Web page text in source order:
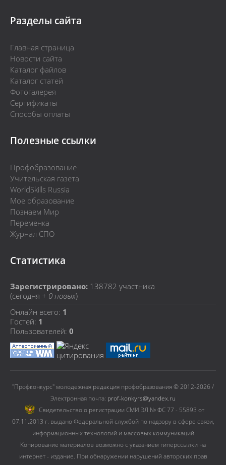
Разделы сайта
Главная страница
Новости сайта
Каталог файлов
Каталог статей
Фотогалерея
Сертификаты
Способы оплаты
Полезные ссылки
Профобразование
Учительская газета
WorldSkills Russia
Мое образование
Познаем Мир
Переменка
Журнал СПО
Статистика
Зарегистрировано: 138782 участника
(сегодня + 0 новых)
Онлайн всего: 1
Гостей: 1
Пользователей: 0
"Профконкурс" молодежная редакция профобразования © 2012-2026 /
Электронная почта: prof-konkyrs@yandex.ru
Cвидетельство о регистрации СМИ ЭЛ № ФС 77 - 55893 от
07.11.2013 г. выдано Федеральной службой по надзору в сфере связи,
информационных технологий и массовых коммуникаций
Копирование материалов возможно с указанием гиперссылки на
интернет - издание. При обнаружении нарушений авторских прав